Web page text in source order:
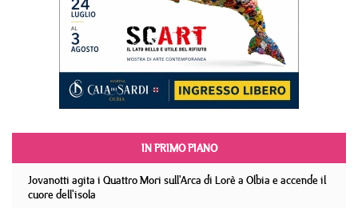
IN PRIMO PIANO
Jovanotti agita i Quattro Mori sull'Arca di Lorè a Olbia e accende il
cuore dell'isola